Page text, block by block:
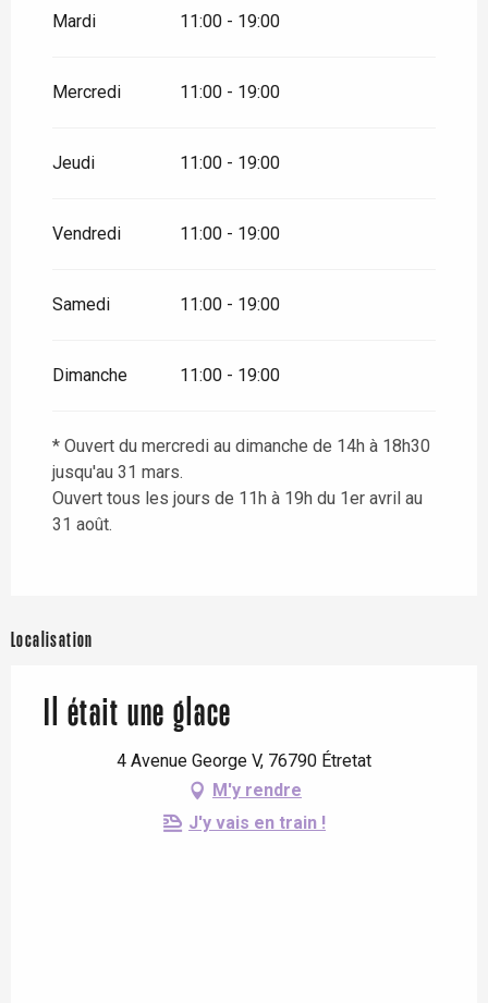
Mardi 11:00 - 19:00
Mercredi 11:00 - 19:00
Jeudi 11:00 - 19:00
Vendredi 11:00 - 19:00
Samedi 11:00 - 19:00
Dimanche 11:00 - 19:00
* Ouvert du mercredi au dimanche de 14h à 18h30
jusqu'au 31 mars.
Ouvert tous les jours de 11h à 19h du 1er avril au
31 août.
Localisation
Il était une glace
4 Avenue George V, 76790 Étretat
M'y rendre
J'y vais en train !